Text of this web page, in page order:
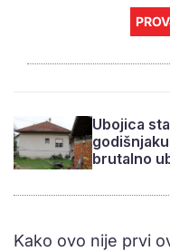
Ubojica
brutalno
Kako ovo nije prvi